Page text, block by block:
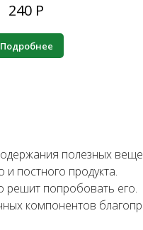
240 Р
Подробнее
полезных
и постного продукта.
решит попробовать его.
компонентов